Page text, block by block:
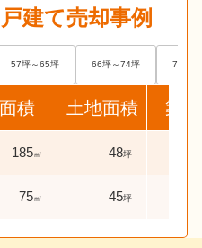
建て売却事例
57坪～65坪 66坪～74坪 75坪
積 土地面積 築
185㎡ 48坪
75㎡ 45坪